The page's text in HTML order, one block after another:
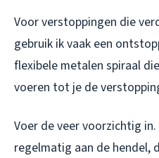
Voor verstoppingen die
gebruik ik vaak een
flexibele metalen spiraal
voeren tot je de
Voer de veer voorzichtig
regelmatig aan de hendel,